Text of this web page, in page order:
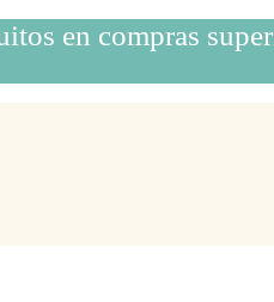
en compras